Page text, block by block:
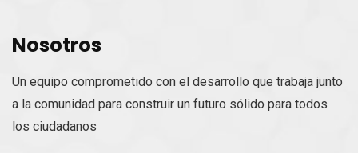
Nosotros
Un equipo comprometido con el desarrollo que trabaja junto
a la comunidad para construir un futuro sólido para todos
los ciudadanos